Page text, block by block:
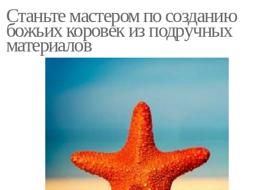
Станьте мастером по созданию
божьих коровек из подручных
материалов